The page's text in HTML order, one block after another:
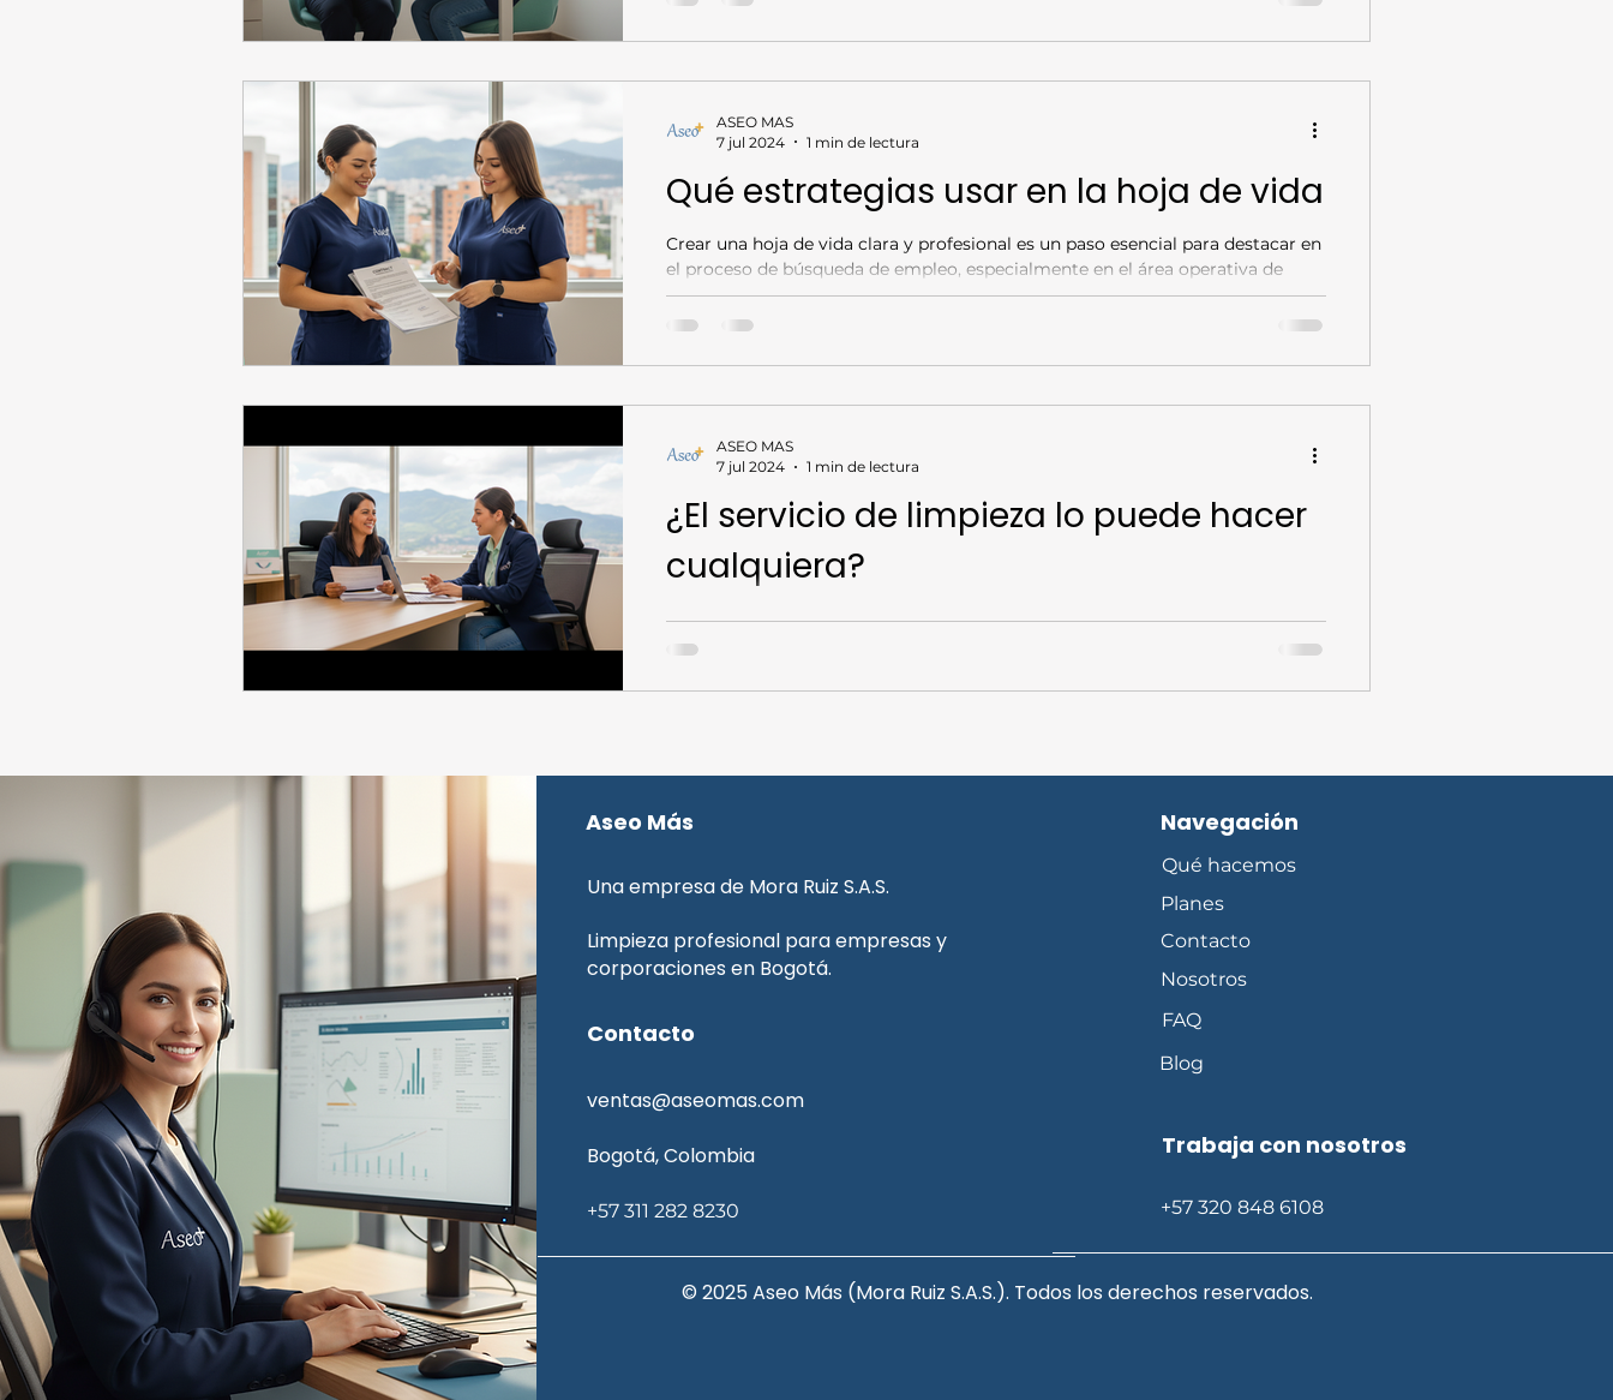
Qué estrategias usar en la hoja de vida
Crear una hoja de vida clara y profesional es un paso esencial para destacar en
el proceso de búsqueda de empleo, especialmente en el área operativa de
servicios de limpieza . Este documento es tu carta de presentación ante los
empleadores y refleja tu organización, compromiso y atención al detalle. Una
profesional breve que resuma tus principales fortalezas. Experiencia laboral
ASEO MAS
7 jul 2024
1 min de lectura
¿El servicio de limpieza lo puede hacer
cualquiera?
Qué se necesita para hacer un operario de servicios de limpieza Para no
desistir o desistir segun el caso
ASEO MAS
7 jul 2024
1 min de lectura
Aseo Más
Una empresa de Mora Ruiz S.A.S.
Limpieza profesional para empresas y
corporaciones en Bogotá.
Contacto
ventas@aseomas.com
Bogotá, Colombia
+57 311 282 8230
Navegación
Qué hacemos
Planes
Contacto
Nosotros
FAQ
Blog
Trabaja con nosotros
​+57 320 848 6108​
© 2025 Aseo Más (Mora Ruiz S.A.S.). Todos los derechos reservados.